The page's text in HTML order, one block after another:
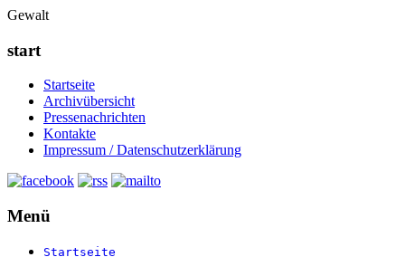
Gewalt
start
Startseite
Archivübersicht
Pressenachrichten
Kontakte
Impressum / Datenschutzerklärung
Menü
Startseite